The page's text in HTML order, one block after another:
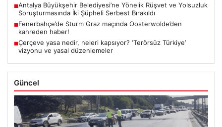
■Antalya Büyükşehir Belediyesi’ne Yönelik Rüşvet ve Yolsuzluk
Soruşturmasında İki Şüpheli Serbest Bırakıldı
■Fenerbahçe’de Sturm Graz maçında Oosterwolde’den
kahreden haber!
■Çerçeve yasa nedir, neleri kapsıyor? ‘Terörsüz Türkiye’
vizyonu ve yasal düzenlemeler
Güncel